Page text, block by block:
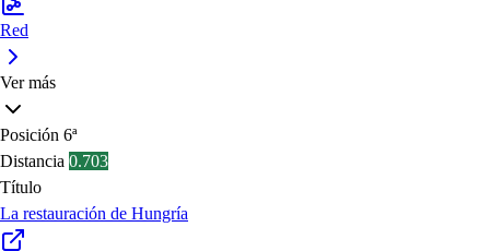
Red
Ver más
Posición 6ª
Distancia 0.703
Título
La restauración de Hungría